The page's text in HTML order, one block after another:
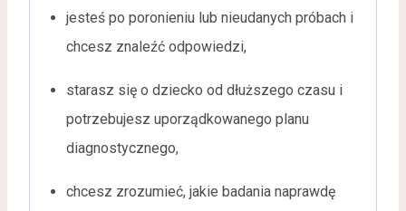
jesteś po poronieniu lub nieudanych próbach i
chcesz znaleźć odpowiedzi,
starasz się o dziecko od dłuższego czasu i
potrzebujesz uporządkowanego planu
diagnostycznego,
chcesz zrozumieć, jakie badania naprawdę